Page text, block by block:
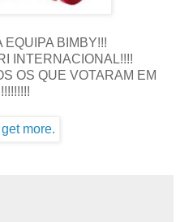
EQUIPA BIMBY!!!
INTERNACIONAL!!!!
OS QUE VOTARAM EM